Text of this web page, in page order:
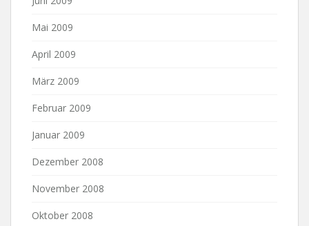
Mai 2009
April 2009
März 2009
Februar 2009
Januar 2009
Dezember 2008
November 2008
Oktober 2008